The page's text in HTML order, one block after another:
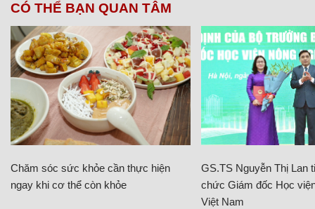
CÓ THỂ BẠN QUAN TÂM
Chăm sóc sức khỏe cần thực hiện
ngay khi cơ thể còn khỏe
GS.TS Nguyễn Thị Lan
chức Giám đốc Học
Việt Nam